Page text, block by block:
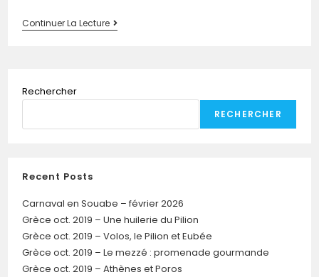
Continuer La Lecture
Rechercher
RECHERCHER
Recent Posts
Carnaval en Souabe – février 2026
Grèce oct. 2019 – Une huilerie du Pilion
Grèce oct. 2019 – Volos, le Pilion et Eubée
Grèce oct. 2019 – Le mezzé : promenade gourmande
Grèce oct. 2019 – Athènes et Poros